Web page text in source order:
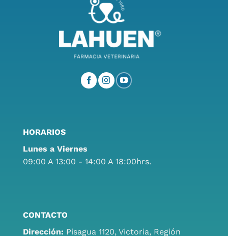
HORARIOS
Lunes a Viernes
09:00 A 13:00 - 14:00 A 18:00hrs.
CONTACTO
Dirección: Pisagua 1120, Victoria, Región